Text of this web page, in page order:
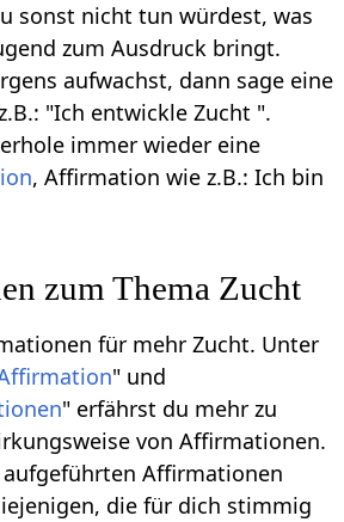
sonst nicht tun würdest, was
zum Ausdruck bringt.
aufwachst, dann sage eine
"Ich entwickle Zucht ".
immer wieder eine
, Affirmation wie z.B.: Ich bin
zum Thema Zucht
für mehr Zucht. Unter
" und
" erfährst du mehr zu
von Affirmationen.
Affirmationen
die für dich stimmig